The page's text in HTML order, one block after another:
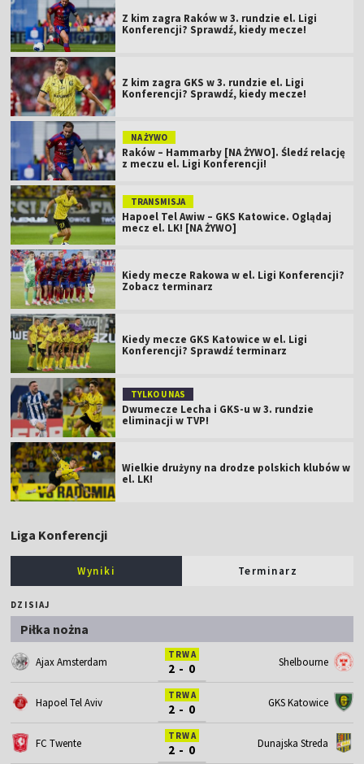
Z kim zagra Raków w 3. rundzie el. Ligi
Konferencji? Sprawdź, kiedy mecze!
Z kim zagra GKS w 3. rundzie el. Ligi
Konferencji? Sprawdź, kiedy mecze!
NA ŻYWO
Raków – Hammarby [NA ŻYWO]. Śledź relację
z meczu el. Ligi Konferencji!
TRANSMISJA
Hapoel Tel Awiw – GKS Katowice. Oglądaj
mecz el. LK! [NA ŻYWO]
Kiedy mecze Rakowa w el. Ligi Konferencji?
Zobacz terminarz
Kiedy mecze GKS Katowice w el. Ligi
Konferencji? Sprawdź terminarz
TYLKO U NAS
Dwumecze Lecha i GKS-u w 3. rundzie
eliminacji w TVP!
Wielkie drużyny na drodze polskich klubów w
el. LK!
Liga Konferencji
Wyniki Terminarz
DZISIAJ
Piłka nożna
Ajax Amsterdam
TRWA
2 - 0 Shelbourne
Hapoel Tel Aviv
TRWA
2 - 0 GKS Katowice
FC Twente
TRWA
2 - 0 Dunajska Streda